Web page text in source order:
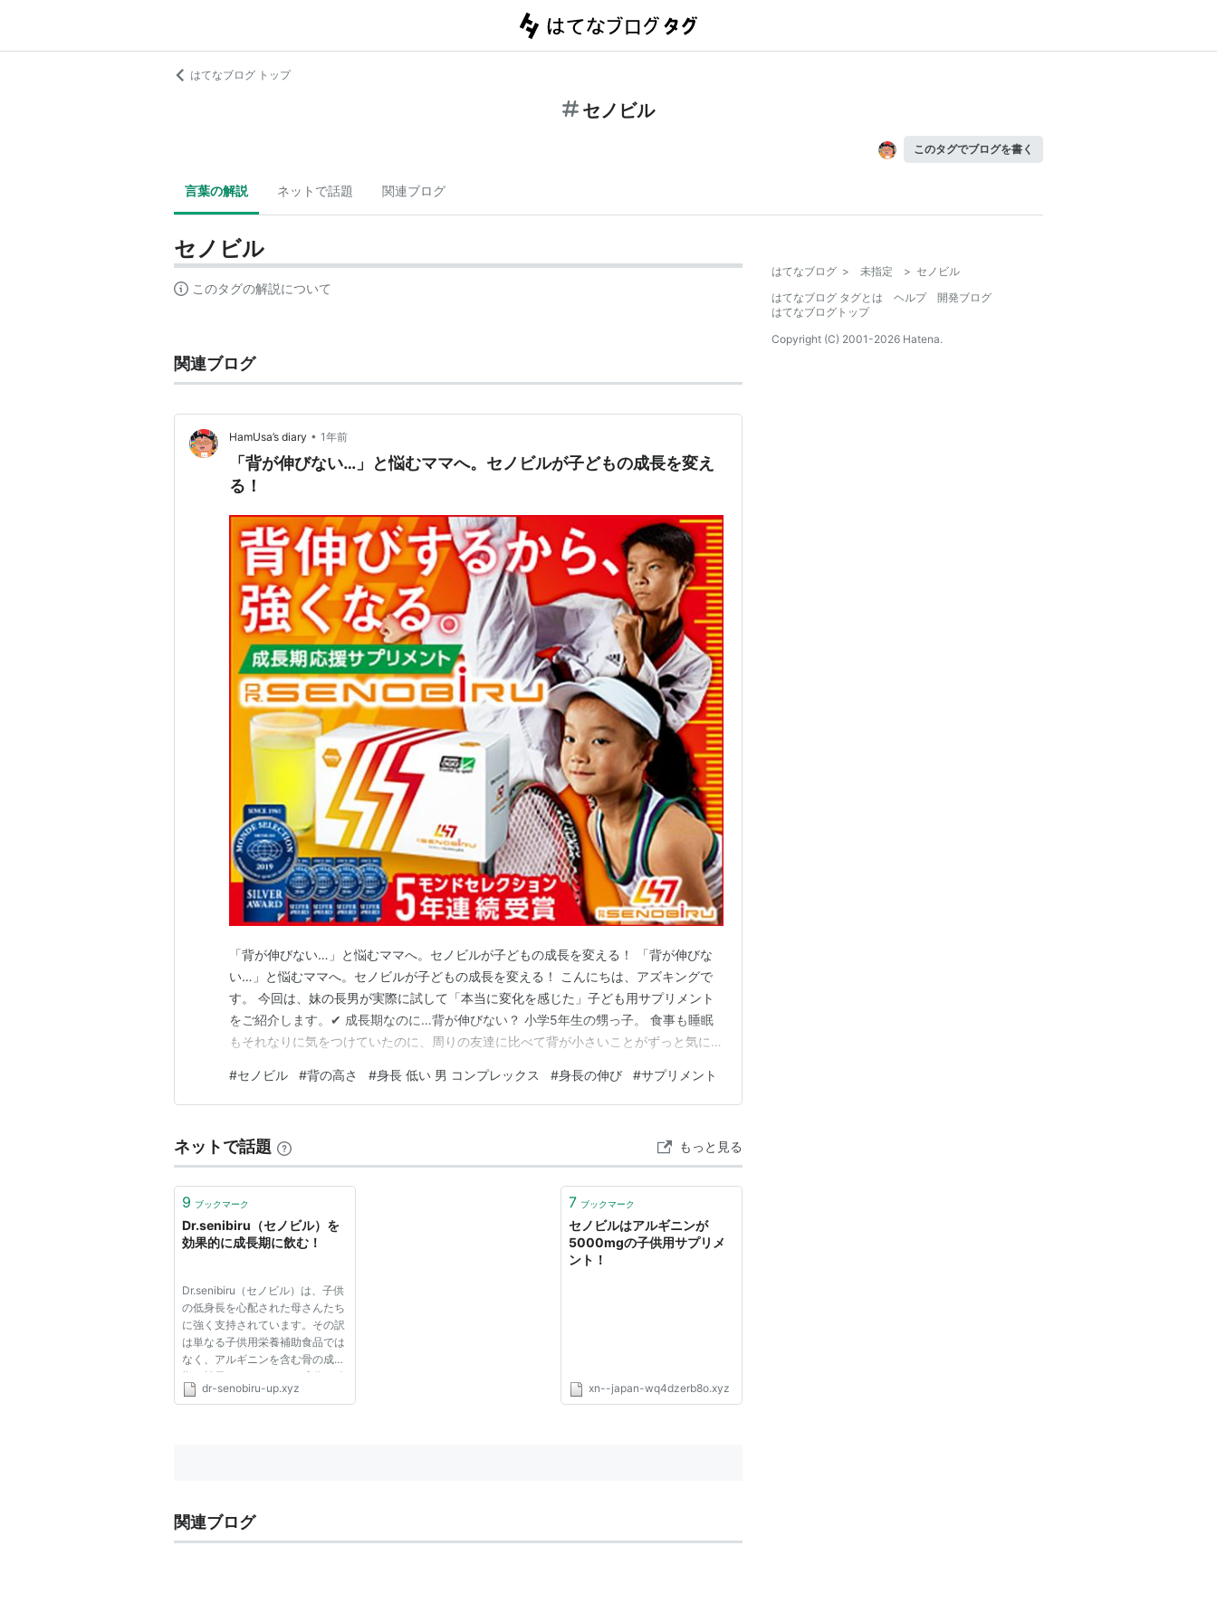
はてなブログ トップ
セノビル
このタグでブログを書く
言葉の解説 ネットで話題 関連ブログ
セノビル
このタグの解説について
関連ブログ
HamUsa’s diary • 1年前
「背が伸びない…」と悩むママへ。セノビルが子どもの成長を変え
る！
「背が伸びない…」と悩むママへ。セノビルが子どもの成長を変える！ 「背が伸びな
い…」と悩むママへ。セノビルが子どもの成長を変える！ こんにちは、アズキングで
す。 今回は、妹の長男が実際に試して「本当に変化を感じた」子ども用サプリメント
をご紹介します。✔ 成長期なのに…背が伸びない？ 小学5年生の甥っ子。 食事も睡眠
もそれなりに気をつけていたのに、周りの友達に比べて背が小さいことがずっと気にな
逃したくないという気持ちが日に日に強くなって…。そんな時、出会ったのが「セノビ
ル」 SNSでもよく目にするようになった『SE…
#セノビル #背の高さ #身長 低い 男 コンプレックス #身長の伸び #サプリメント
ネットで話題 もっと見る
9 ブックマーク
Dr.senibiru（セノビル）を
効果的に成長期に飲む！
Dr.senibiru（セノビル）は、子供
の低身長を心配された母さんたち
に強く支持されています。その訳
は単なる子供用栄養補助食品では
なく、アルギニンを含む骨の成長
期に効果があるとされる成分を積
極的に組み合わせています。
dr-senobiru-up.xyz
7 ブックマーク
セノビルはアルギニンが
5000mgの子供用サプリメ
ント！
xn--japan-wq4dzerb8o.xyz
関連ブログ
はてなブログ > 未指定 > セノビル
はてなブログ タグとは
ヘルプ
開発ブログ
はてなブログトップ
Copyright (C) 2001-2026 Hatena.